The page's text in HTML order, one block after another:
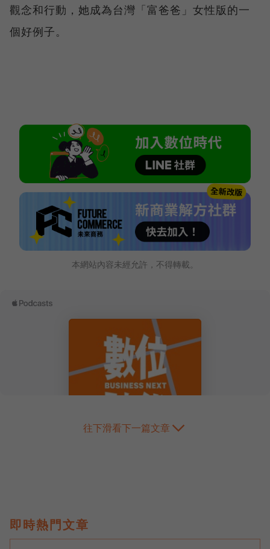
觀念和行動，她成為台灣「富爸爸」女性版的一
個好例子。
本網站內容未經允許，不得轉載。
往下滑看下一篇文章
即時熱門文章